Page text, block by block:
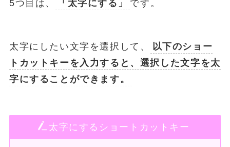
5つ目は、 「太字にする」 です。
太字にしたい文字を選択して、
以下のショー
トカットキーを入力すると、選択した文字を太
字にすることができます。
太字にするショートカットキー